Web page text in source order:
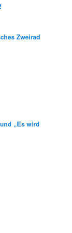
Zweirad
„Es wird